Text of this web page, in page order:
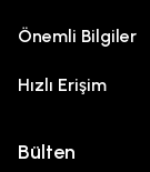
Önemli Bilgiler
Hızlı Erişim
Bülten